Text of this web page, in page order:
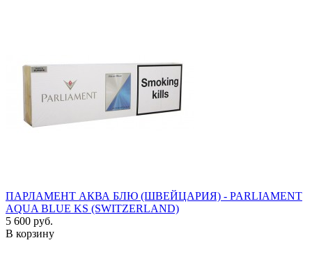
ПАРЛАМЕНТ АКВА БЛЮ (ШВЕЙЦАРИЯ) - PARLIAMENT
AQUA BLUE KS (SWITZERLAND)
5 600 руб.
В корзину